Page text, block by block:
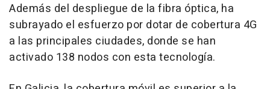
Además del despliegue de la fibra óptica, ha
subrayado el esfuerzo por dotar de cobertura 4G
a las principales ciudades, donde se han
activado 138 nodos con esta tecnología.